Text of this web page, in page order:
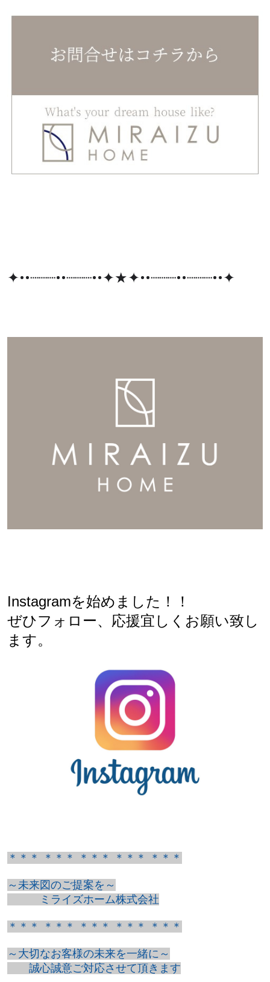
✦••┈┈┈••┈┈┈••✦★✦••┈┈┈••┈┈┈••✦
Instagramを始めました！！
ぜひフォロー、応援宜しくお願い致し
ます。
＊＊＊ ＊＊＊ ＊＊＊ ＊＊＊ ＊＊＊
～未来図のご提案を～
ミライズホーム株式会社
＊＊＊ ＊＊＊ ＊＊＊ ＊＊＊ ＊＊＊
～大切なお客様の未来を一緒に～
誠心誠意ご対応させて頂きます